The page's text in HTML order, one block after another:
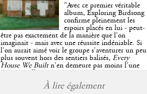
"Avec ce premier véritable
album, Exploring Birdsong
confirme pleinement les
espoirs placés en lui - peut-
être pas exactement de la manière que l'on
imaginait - mais avec une réussite indéniable. Si
l'on aurait aimé voir le groupe s'aventurer un peu
plus souvent hors des sentiers balisés,Every
House We Builtn'en demeure pas moins l'une
des très belles surprises de cette année, porté par
plusieurs morceaux qui trouveront sans difficulté
une place de choix dans vos playlists estivales.
À lire également